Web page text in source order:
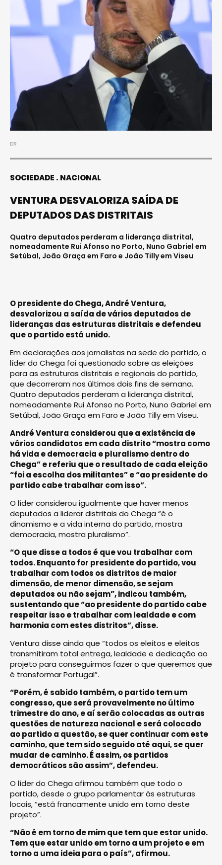
DR
SOCIEDADE NACIONAL
VENTURA DESVALORIZA SAÍDA DE
DEPUTADOS DAS DISTRITAIS
Quatro deputados perderam a liderança distrital,
nomeadamente Rui Afonso no Porto, Nuno Gabriel em
Setúbal, João Graça em Faro e João Tilly em Viseu
O presidente do Chega, André Ventura,
desvalorizou a saída de vários deputados de
lideranças das estruturas distritais e defendeu
que o partido está unido.
Em declarações aos jornalistas na sede do partido, o
líder do Chega foi questionado sobre as eleições
para as estruturas distritais e regionais do partido,
que decorreram nos últimos dois fins de semana.
Quatro deputados perderam a liderança distrital,
nomeadamente Rui Afonso no Porto, Nuno Gabriel em
Setúbal, João Graça em Faro e João Tilly em Viseu.
André Ventura considerou que a existência de
vários candidatos em cada distrito “mostra como
há vida e democracia e pluralismo dentro do
Chega” e referiu que o resultado de cada eleição
“foi a escolha dos militantes” e “ao presidente do
partido cabe trabalhar com isso”.
O líder considerou igualmente que haver menos
deputados a liderar distritais do Chega “é o
dinamismo e a vida interna do partido, mostra
democracia, mostra pluralismo”.
“O que disse a todos é que vou trabalhar com
todos. Enquanto for presidente do partido, vou
trabalhar com todos os distritos de maior
dimensão, de menor dimensão, se sejam
deputados ou não sejam”, indicou também,
sustentando que “ao presidente do partido cabe
respeitar isso e trabalhar com lealdade e com
harmonia com estes distritos”, disse.
Ventura disse ainda que “todos os eleitos e eleitas
transmitiram total entrega, lealdade e dedicação ao
projeto para conseguirmos fazer o que queremos que
é transformar Portugal”.
“Porém, é sabido também, o partido tem um
congresso, que será provavelmente no último
trimestre do ano, e aí serão colocadas as outras
questões de natureza nacional e será colocado
ao partido a questão, se quer continuar com este
caminho, que tem sido seguido até aqui, se quer
mudar de caminho. É assim, os partidos
democráticos são assim”, defendeu.
O líder do Chega afirmou também que todo o
partido, desde o grupo parlamentar às estruturas
locais, “está francamente unido em torno deste
projeto”.
“Não é em torno de mim que tem que estar unido.
Tem que estar unido em torno a um projeto e em
torno a uma ideia para o país”, afirmou.